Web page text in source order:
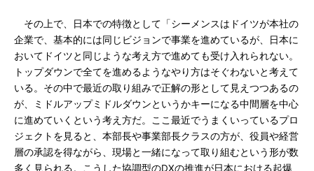
その上で、日本での特徴として「シーメンスはドイツが本社の
企業で、基本的には同じビジョンで事業を進めているが、日本に
おいてドイツと同じような考え方で進めても受け入れられない。
トップダウンで全てを進めるようなやり方はそぐわないと考えて
いる。その中で最近の取り組みで正解の形として見えつつあるの
が、ミドルアップミドルダウンというかキーになる中間層を中心
に進めていくという考え方だ。ここ最近でうまくいっているプロ
ジェクトを見ると、本部長や事業部長クラスの方が、役員や経営
層の承認を得ながら、現場と一緒になって取り組むという形が数
多く見られる。こうした協調型のDXの推進が日本における起爆